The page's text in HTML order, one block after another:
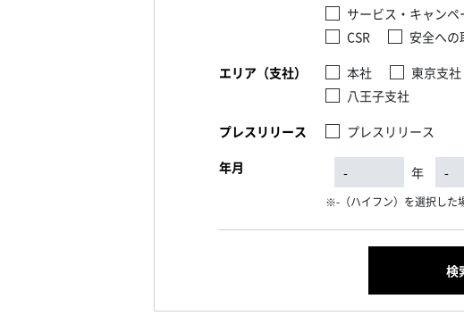
サービス・キャンペ
CSR
安全への
エリア（支社）
本社 東京支社
八王子支社
プレスリリース
プレスリリース
年月
年
-（ハイフン）を選択した
検